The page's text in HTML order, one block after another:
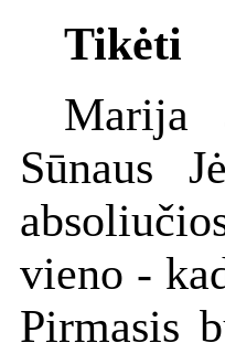
Tikėti
Marija
Sūnaus
vieno -
Pirmasis